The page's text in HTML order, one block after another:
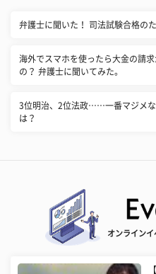
弁護士に聞いた！ 司法試験合格の
海外でスマホを使ったら大金の請
の？ 弁護士に聞いてみた。
3位明治、2位法政……一番マジメな
は？
オンライン